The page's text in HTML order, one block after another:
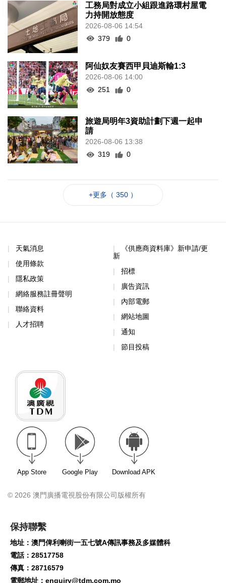
工務局對成立小組跟進路環村屋電
力持開放態度
2026-08-06 14:54
379
0
阿仙奴友賽西甲貝迪斯輸1:3
2026-08-06 14:00
251
0
旅遊局明年3資助計劃下週一起申
請
2026-08-06 13:38
319
0
+更多（ 350 ）
天氣消息
使用條款
隱私政策
網絡服務註冊聲明
聯絡資料
人才招聘
《供應商資料庫》新申請/更
新
招標
廣告資訊
內部電郵
網站地圖
通知
節目投稿
App Store Google Play Download APK
© 2026 澳門廣播電視股份有限公司版權所有
保持聯繫
地址：澳門俾利喇街一五七號A傳訊事務及多媒體科
電話：28517758
傳真：28716579
電郵地址： enquiry@tdm.com.mo